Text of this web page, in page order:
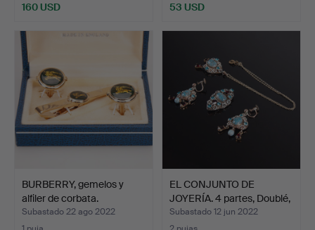
160 USD 53 USD
BURBERRY, gemelos y
alfiler de corbata.
Subastado 22 ago 2022
EL CONJUNTO DE
JOYERÍA. 4 partes, Doublé,
…
Subastado 12 jun 2022